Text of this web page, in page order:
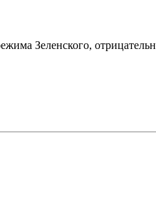
Зеленского,